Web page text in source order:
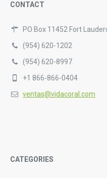
CONTACT
PO Box 11452 Fort
(954) 620-1202
(954) 620-8997
+1 866-866-0404
ventas@vidacoral.com
CATEGORIES